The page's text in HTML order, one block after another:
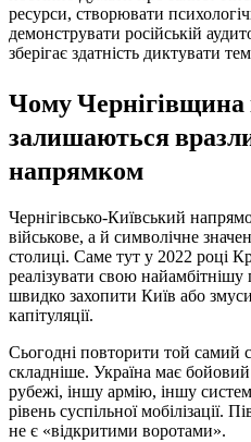
ресурси, створювати
демонструвати російській
зберігає здатність диктувати
Чому Чернігівщина
залишаються
напрямком
Чернігівсько-Київський
військове, а й символічне
столиці. Саме тут у 2022 році
реалізувати свою
швидко захопити Київ або
капітуляції.
Сьогодні повторити той самий
складніше. Україна має бойовий
рубежі, іншу армію, іншу
рівень суспільної мобілізації.
не є «відкритими воротами».